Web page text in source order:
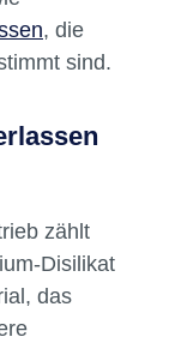
, die
sind.
zählt
Disilikat
das